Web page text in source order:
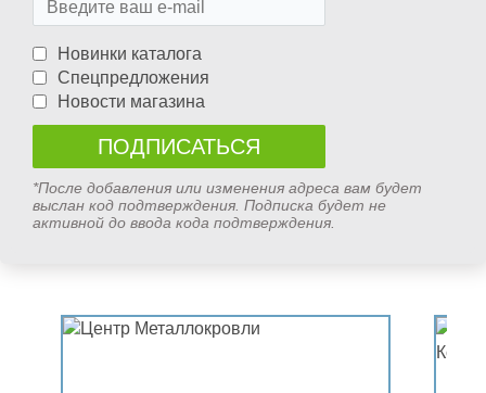
Новинки каталога
Спецпредложения
Новости магазина
*После добавления или изменения адреса вам будет
выслан код подтверждения. Подписка будет не
активной до ввода кода подтверждения.